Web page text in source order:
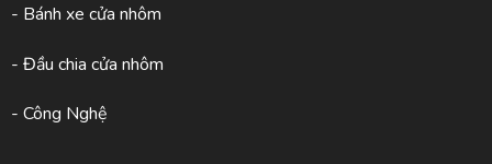
- Bánh xe cửa nhôm
- Đầu chia cửa nhôm
- Công Nghệ